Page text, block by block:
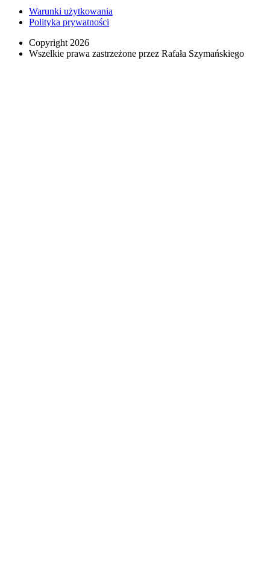
Warunki użytkowania
Polityka prywatności
Copyright 2026
Wszelkie prawa zastrzeżone przez Rafała Szymańskiego